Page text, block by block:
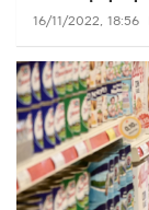
16/11/2022, 18:56